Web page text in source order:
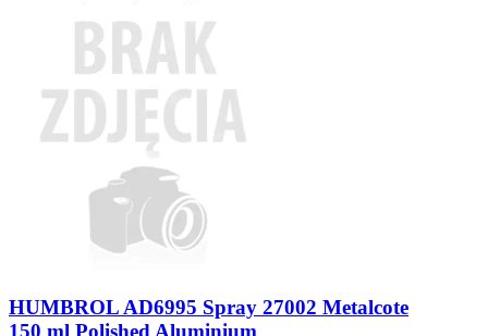
HUMBROL AD6995 Spray 27002 Metalcote
150 ml Polished Aluminium